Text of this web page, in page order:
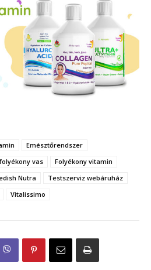
Emésztőrendszer
folyékony vas
Folyékony vitamin
Nutra
Testszerviz webáruház
Vitalissimo